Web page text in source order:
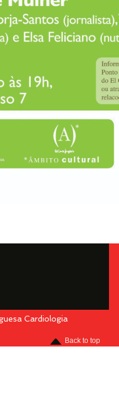
Cardiologia
Back to top